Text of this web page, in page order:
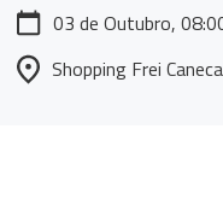
03 de Outubro,
Shopping Frei